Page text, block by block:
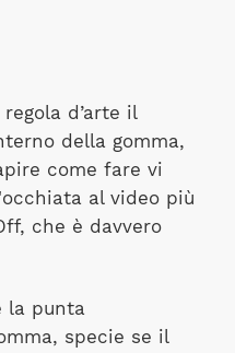
d’arte il
della gomma,
come fare vi
al video più
che è davvero
la punta
specie se il